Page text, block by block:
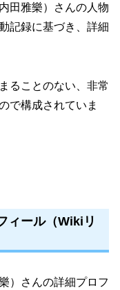
田雅樂）さんの人物
記録に基づき、詳細
ることのない、非常
で構成されていま
ィール（Wikiリ
）さんの詳細プロフ